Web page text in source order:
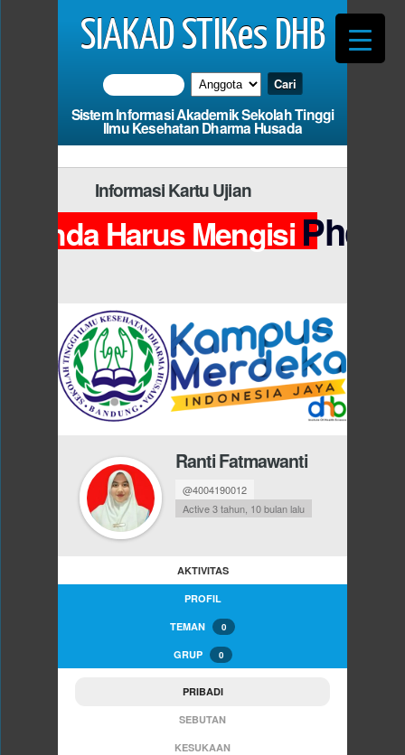
SIAKAD STIKes DHB
Sistem Informasi Akademik Sekolah Tinggi
Ilmu Kesehatan Dharma Husada
Informasi Kartu Ujian
Anda Harus MengisiPhoto
Ranti Fatmawanti
@4004190012
Active 3 tahun, 10 bulan lalu
AKTIVITAS
PROFIL
TEMAN 0
GRUP 0
PRIBADI
SEBUTAN
KESUKAAN